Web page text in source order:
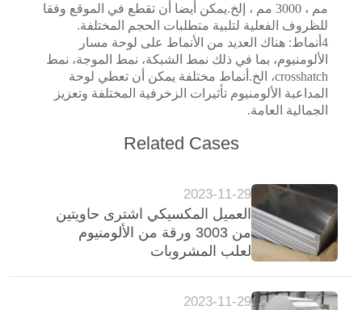
مم ، 3000 مم ، إلخ.يمكن أيضا أن تقطع في الموقع وفقا
للظروف الفعلية لتلبية متطلبات الحجم المختلفة.
4أنماط: هناك العديد من الأنماط على لوحة مسار
الألومنيوم، بما في ذلك نمط الشبكة، نمط الموجة، نمط
crosshatch، الخ.أنماط مختلفة يمكن أن تعطي لوحة
المداعبة الألومنيوم تأثيرات الزخرفية المختلفة وتعزيز
الجمالية العامة.
Related Cases
2023-11-29
العميل المكسيكي اشترى حاويتين
من 3003 ورقة من الألومنيوم
لعلب المشروبات
2023-11-29